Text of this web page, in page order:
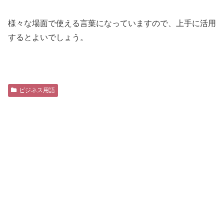
様々な場面で使える言葉になっていますので、上手に活用
するとよいでしょう。
ビジネス用語